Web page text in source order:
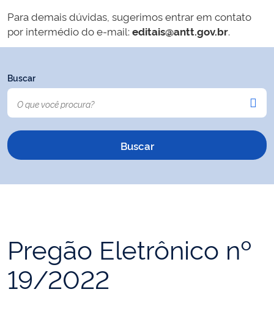
Para demais dúvidas, sugerimos entrar em contato
por intermédio do e-mail: editais@antt.gov.br.
Buscar
Pregão Eletrônico nº
19/2022